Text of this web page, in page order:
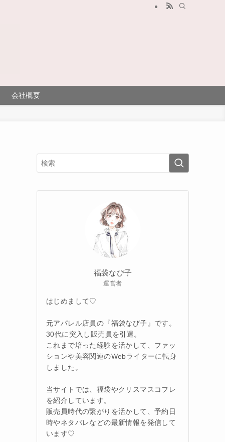
会社概要
福袋なび子
運営者
はじめまして♡
元アパレル店員の『福袋なび子』です。
30代に突入し販売員を引退。
これまで培った経験を活かして、ファッ
ションや美容関連のWebライターに転身
しました。
当サイトでは、福袋やクリスマスコフレ
を紹介しています。
販売員時代の繋がりを活かして、予約日
時やネタバレなどの最新情報を発信して
います♡